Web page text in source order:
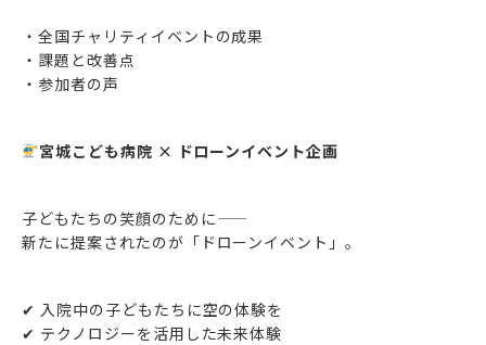
・全国チャリティイベントの成果
・課題と改善点
・参加者の声
宮城こども病院 × ドローンイベント企画
子どもたちの笑顔のために――
新たに提案されたのが「ドローンイベント」。
✔ 入院中の子どもたちに空の体験を
✔ テクノロジーを活用した未来体験